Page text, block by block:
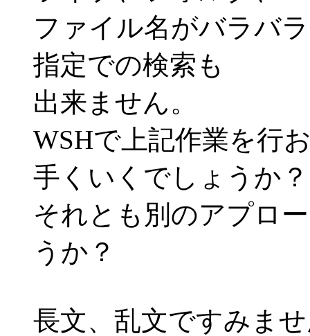
ファイル名がバラバ
指定での検索も
出来ません。
WSHで上記作業を行
手くいくでしょうか？
それとも別のアプロ
うか？
長文、乱文ですみま